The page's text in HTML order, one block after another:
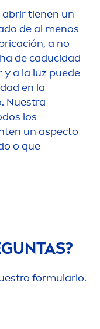
abrir tienen un
de al menos
a no
de caducidad
y a la luz puede
en la
Nuestra
los
un aspecto
o que
formulario.